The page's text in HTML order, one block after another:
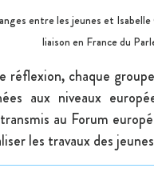
entre les jeunes et
liaison en France du
réflexion, chaque
aux niveaux
au Forum
les travaux des